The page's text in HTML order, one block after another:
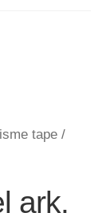
tape /
ark.